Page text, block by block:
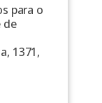
para o
de
1371,